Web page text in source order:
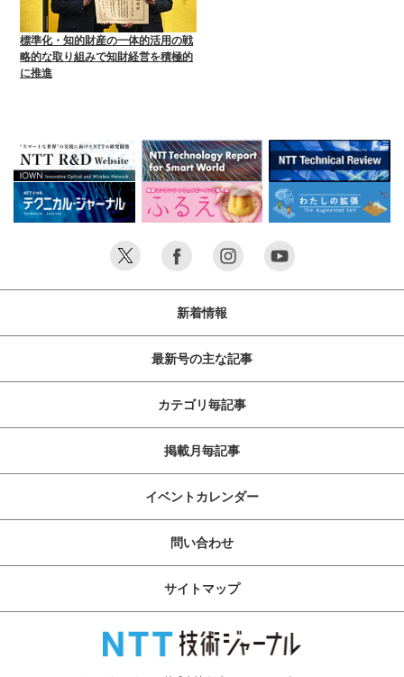
標準化・知的財産の一体的活用の戦
略的な取り組みで知財経営を積極的
に推進
新着情報
最新号の主な記事
カテゴリ毎記事
掲載月毎記事
イベントカレンダー
問い合わせ
サイトマップ